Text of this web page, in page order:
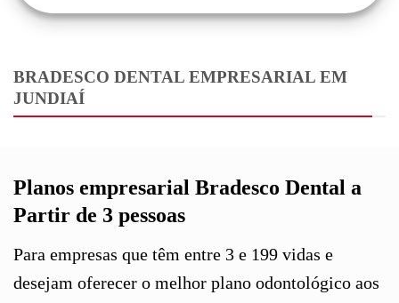
BRADESCO DENTAL EMPRESARIAL EM
JUNDIAÍ
Planos empresarial Bradesco Dental a
Partir de 3 pessoas
Para empresas que têm entre 3 e 199 vidas e
desejam oferecer o melhor plano odontológico aos